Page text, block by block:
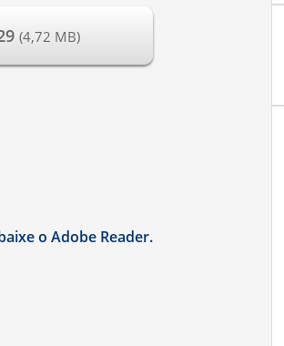
(4,72 MB)
o Adobe Reader.